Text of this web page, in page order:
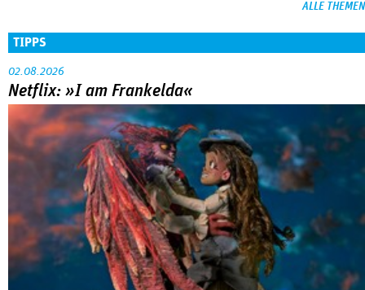
ALLE THEMEN
TIPPS
02.08.2026
Netflix: »I am Frankelda«